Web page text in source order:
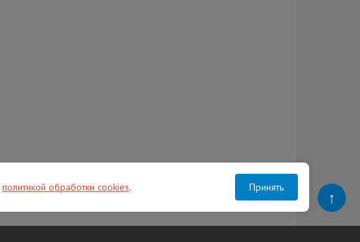
политикой обработки cookies. Принять
↑